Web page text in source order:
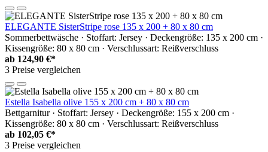
ELEGANTE SisterStripe rose 135 x 200 + 80 x 80 cm
Sommerbettwäsche · Stoffart: Jersey · Deckengröße: 135 x 200 cm ·
Kissengröße: 80 x 80 cm · Verschlussart: Reißverschluss
ab 124,90 €*
3 Preise vergleichen
Estella Isabella olive 155 x 200 cm + 80 x 80 cm
Bettgarnitur · Stoffart: Jersey · Deckengröße: 155 x 200 cm ·
Kissengröße: 80 x 80 cm · Verschlussart: Reißverschluss
ab 102,05 €*
3 Preise vergleichen